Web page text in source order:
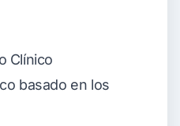
Clínico
basado en los